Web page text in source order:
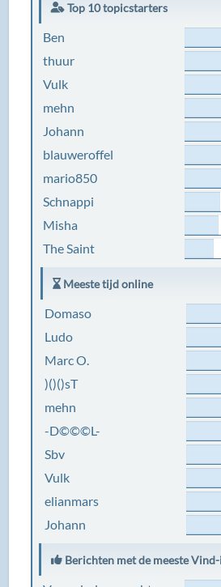
Top 10 topicstarters
Ben
thuur
Vulk
mehn
Johann
blauweroffel
mario850
Schnappi
Misha
The Saint
Meeste tijd online
Domaso
Ludo
Marc O.
)()()sT
mehn
-D©©©L-
Sbv
Vulk
elianmars
Johann
Berichten met de meeste